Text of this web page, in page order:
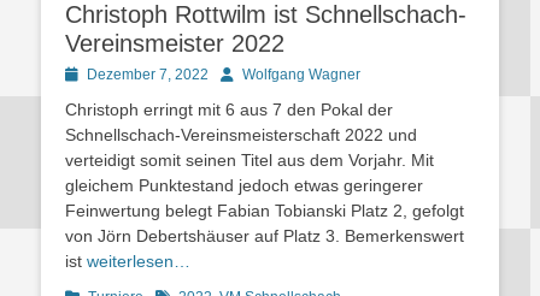
Christoph Rottwilm ist Schnellschach-
Vereinsmeister 2022
PostedDezember 7, 2022 AutorWolfgang Wagner
Christoph erringt mit 6 aus 7 den Pokal der
Schnellschach-Vereinsmeisterschaft 2022 und
verteidigt somit seinen Titel aus dem Vorjahr. Mit
gleichem Punktestand jedoch etwas geringerer
Feinwertung belegt Fabian Tobianski Platz 2, gefolgt
von Jörn Debertshäuser auf Platz 3. Bemerkenswert
ist weiterlesen…